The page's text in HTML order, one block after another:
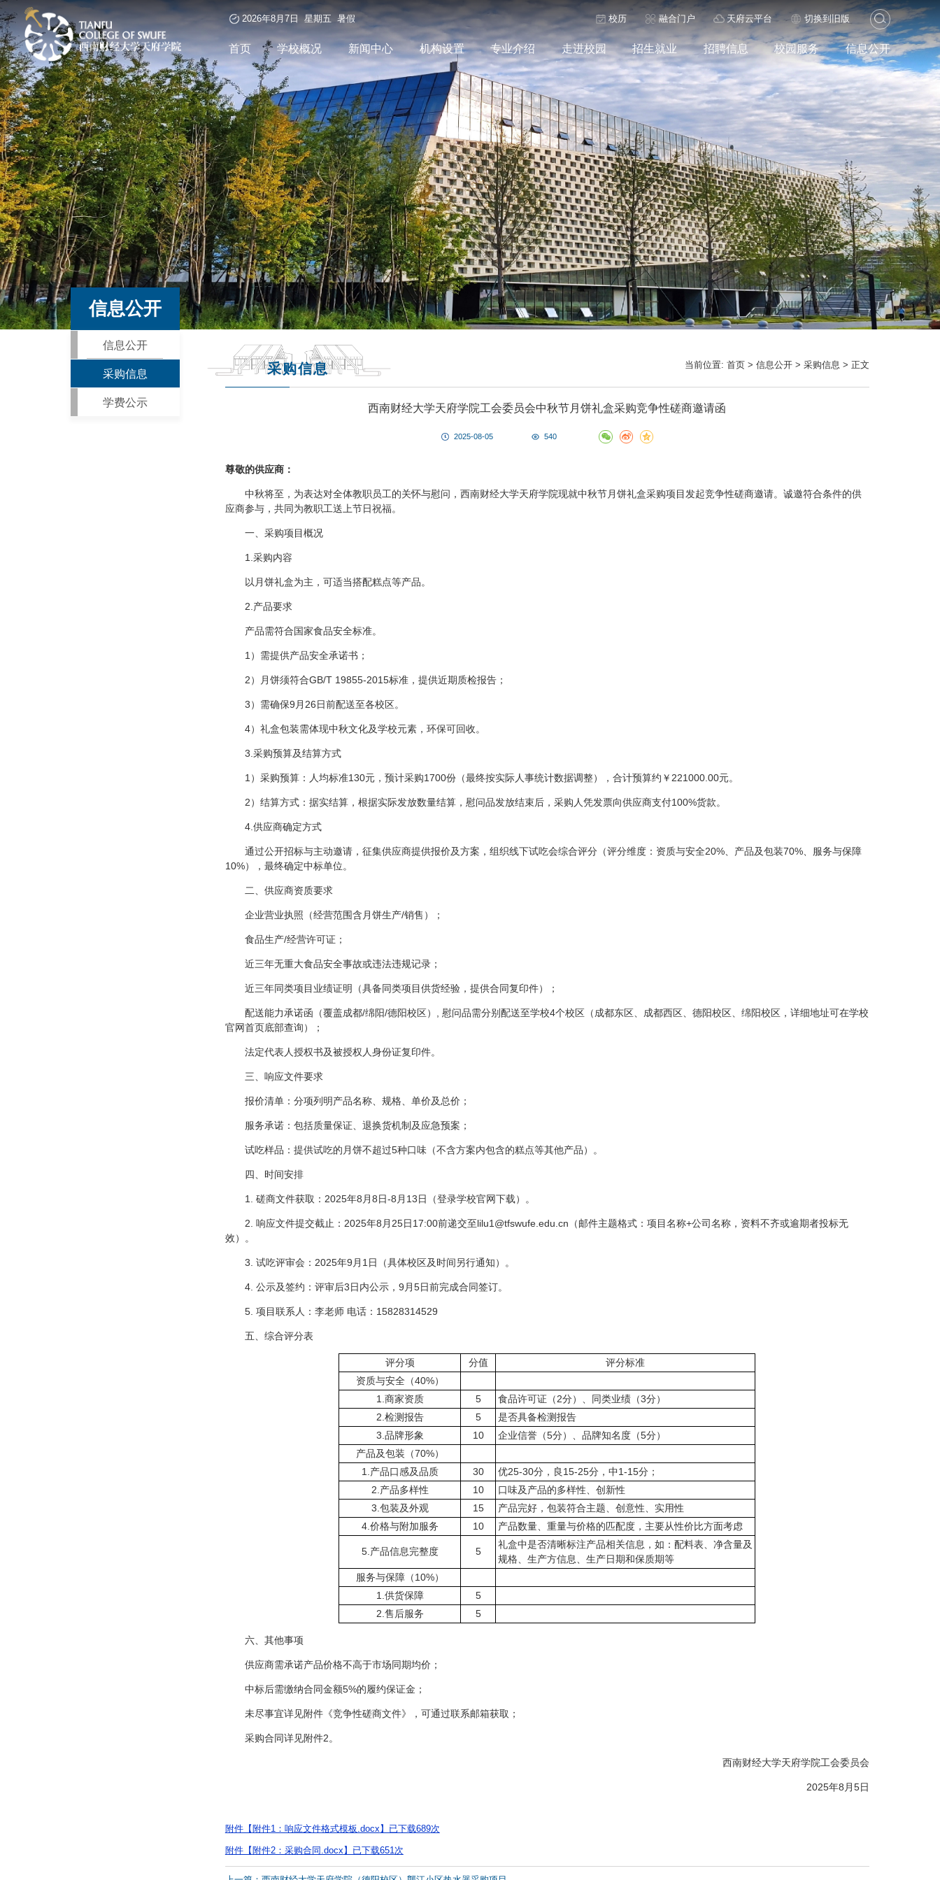
2026年8月7日 星期五 暑假 校历 融合门户 天府云平台 切换到旧版
首页 学校概况 新闻中心 机构设置 专业介绍 走进校园 招生就业 招聘信息 校园服务 信息公开
信息公开
信息公开
采购信息
学费公示
采购信息 当前位置:首页 >信息公开 >采购信息 > 正文
西南财经大学天府学院工会委员会中秋节月饼礼盒采购竞争性磋商邀请函
2025-08-05 540
尊敬的供应商：
中秋将至，为表达对全体教职员工的关怀与慰问，西南财经大学天府学院现就中秋节月饼礼盒采购项目发起竞争性磋商邀请。诚邀符合条件的供
应商参与，共同为教职工送上节日祝福。
一、采购项目概况
1.采购内容
以月饼礼盒为主，可适当搭配糕点等产品。
2.产品要求
产品需符合国家食品安全标准。
1）需提供产品安全承诺书；
2）月饼须符合GB/T 19855-2015标准，提供近期质检报告；
3）需确保9月26日前配送至各校区。
4）礼盒包装需体现中秋文化及学校元素，环保可回收。
3.采购预算及结算方式
1）采购预算：人均标准130元，预计采购1700份（最终按实际人事统计数据调整），合计预算约￥221000.00元。
2）结算方式：据实结算，根据实际发放数量结算，慰问品发放结束后，采购人凭发票向供应商支付100%货款。
4.供应商确定方式
通过公开招标与主动邀请，征集供应商提供报价及方案，组织线下试吃会综合评分（评分维度：资质与安全20%、产品及包装70%、服务与保障
10%），最终确定中标单位。
二、供应商资质要求
企业营业执照（经营范围含月饼生产/销售）；
食品生产/经营许可证；
近三年无重大食品安全事故或违法违规记录；
近三年同类项目业绩证明（具备同类项目供货经验，提供合同复印件）；
配送能力承诺函（覆盖成都/绵阳/德阳校区）, 慰问品需分别配送至学校4个校区（成都东区、成都西区、德阳校区、绵阳校区，详细地址可在学校
官网首页底部查询）；
法定代表人授权书及被授权人身份证复印件。
三、响应文件要求
报价清单：分项列明产品名称、规格、单价及总价；
服务承诺：包括质量保证、退换货机制及应急预案；
试吃样品：提供试吃的月饼不超过5种口味（不含方案内包含的糕点等其他产品）。
四、时间安排
1. 磋商文件获取：2025年8月8日-8月13日（登录学校官网下载）。
2. 响应文件提交截止：2025年8月25日17:00前递交至lilu1@tfswufe.edu.cn（邮件主题格式：项目名称+公司名称，资料不齐或逾期者投标无
效）。
3. 试吃评审会：2025年9月1日（具体校区及时间另行通知）。
4. 公示及签约：评审后3日内公示，9月5日前完成合同签订。
5. 项目联系人：李老师 电话：15828314529
五、综合评分表
评分项 分值
评分标准
资质与安全（40%）
1.商家资质
5
食品许可证（2分）、同类业绩（3分）
2.检测报告
5
是否具备检测报告
3.品牌形象
10
企业信誉（5分）、品牌知名度（5分）
产品及包装（70%）
1.产品口感及品质
30
优25-30分，良15-25分，中1-15分；
2.产品多样性
10
口味及产品的多样性、创新性
3.包装及外观
15
产品完好，包装符合主题、创意性、实用性
4.价格与附加服务
10 产品数量、重量与价格的匹配度，主要从性价比方面考虑
5.产品信息完整度 5
礼盒中是否清晰标注产品相关信息，如：配料表、净含量及
规格、生产方信息、生产日期和保质期等
服务与保障（10%）
1.供货保障
5
2.售后服务
5
六、其他事项
供应商需承诺产品价格不高于市场同期均价；
中标后需缴纳合同金额5%的履约保证金；
未尽事宜详见附件《竞争性磋商文件》，可通过联系邮箱获取；
采购合同详见附件2。
西南财经大学天府学院工会委员会
2025年8月5日
附件【 附件1：响应文件格式模板.docx】已下载689次
附件【 附件2：采购合同.docx】已下载651次